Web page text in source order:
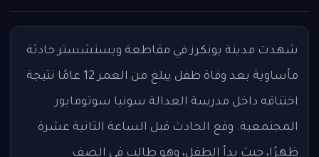
شهدت مدينة يونكرز في مقاطعة ويستشستر حادثة
مأساوية بعد وفاة طفل يبلغ من العمر 12 عامًا نتيجة
اختناقه داخل مدرسة العدالة سونيا سوتومايور
المجتمعية. وقع الحادث قبل الساعة الثانية عشرة
ظهرًا، حيث بدأ الطفل، وهو طالب في الصف